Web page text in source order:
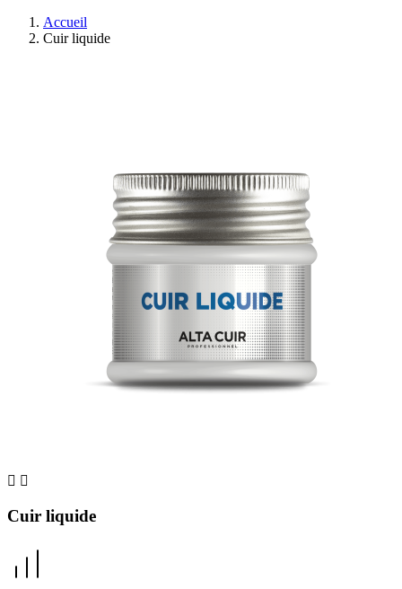
Accueil
Cuir liquide
 
Cuir liquide